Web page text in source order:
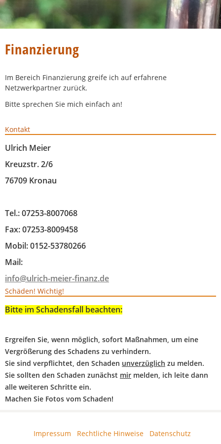
Finanzierung
Im Bereich Finanzierung greife ich auf erfahrene
Netzwerkpartner zurück.
Bitte sprechen Sie mich einfach an!
Kontakt
Ulrich Meier
Kreuzstr. 2/6
76709 Kronau
Tel.: 07253-8007068
Fax: 07253-8009458
Mobil: 0152-53780266
Mail:
info@ulrich-meier-finanz.de
Schäden! Wichtig!
Bitte im Schadensfall beachten:
Ergreifen Sie, wenn möglich, sofort Maßnahmen, um eine
Vergrößerung des Schadens zu verhindern.
Sie sind verpflichtet, den Schaden unverzüglich zu melden.
Sie sollten den Schaden zunächst mir melden, ich leite dann
alle weiteren Schritte ein.
Machen Sie Fotos vom Schaden!
Impressum Rechtliche Hinweise Datenschutz